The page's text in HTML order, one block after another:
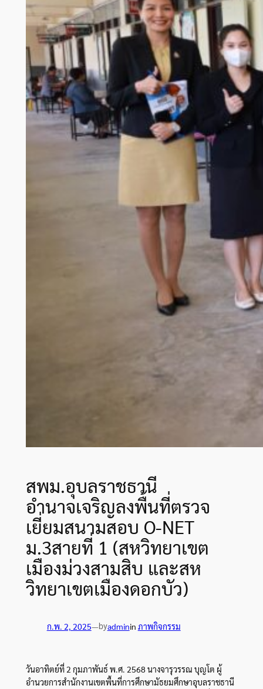
สพม.อุบลราชธานี
อำนาจเจริญลงพื้นที่ตรวจ
เยี่ยมสนามสอบ O-NET
ม.3สายที่ 1 (สหวิทยาเขต
เมืองม่วงสามสิบ และสห
วิทยาเขตเมืองดอกบัว)
ก.พ. 2, 2025—byadminin ภาพกิจกรรม
วันอาทิตย์ที่ 2 กุมภาพันธ์ พ.ศ. 2568 นางจารุวรรณ บุญโต ผู้
อำนวยการสำนักงานเขตพื้นที่การศึกษามัธยมศึกษาอุบลราชธานี